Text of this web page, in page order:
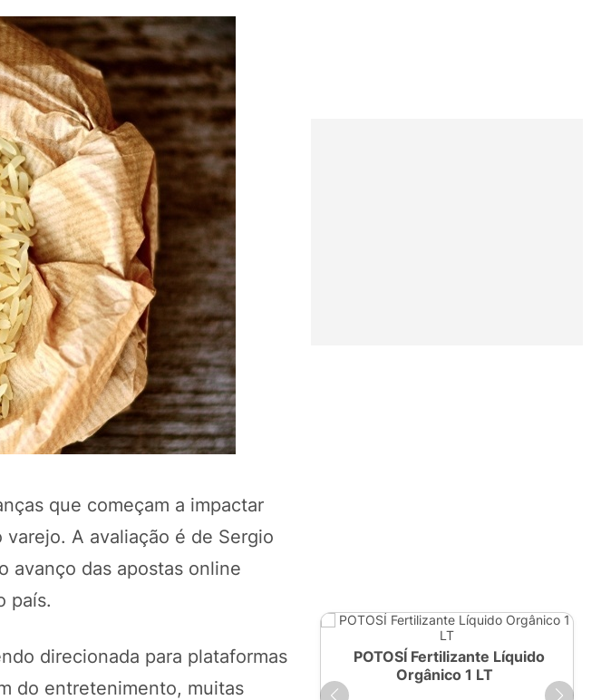
que começam a impactar
A avaliação é de Sergio
avanço das apostas online
país.
direcionada para plataformas
do entretenimento, muitas
POTOSÍ Fertilizante Líquido
POTOSÍ Fertilizante Líquido
Orgânico 1 LT